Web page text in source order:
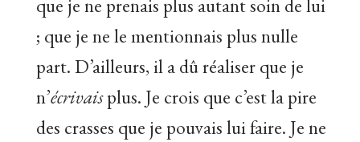
que je ne prenais plus autant soin de lui
; que je ne le mentionnais plus nulle
part. D’ailleurs, il a dû réaliser que je
n’écrivaisplus. Je crois que c’est la pire
des crasses que je pouvais lui faire. Je ne